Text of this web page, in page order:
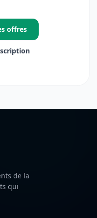
offres
de la
qui